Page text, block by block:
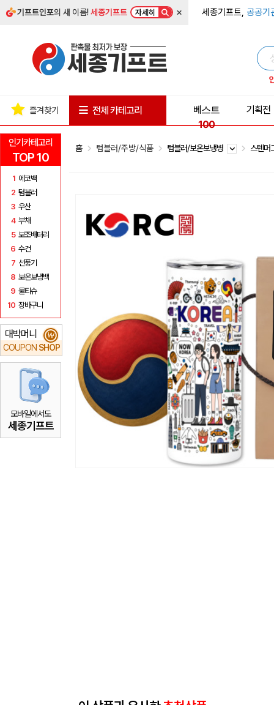
기프트인포의 새 이름!세종기프트 자세히 × 세종기프트, 공공기
인기카테고리
TOP 10
1 에코백
2 텀블러
3 우산
4 부채
5 보조배터리
6 수건
7 선풍기
8 보온보냉백
9 물티슈
10 장바구니
대박머니
COUPON SHOP
₩
모바일에서도
세종기프트
즐겨찾기 전체 카테고리
베스트
100
기획전
홈 텀블러/주방/식품 텀블러/보온보냉병 스텐머